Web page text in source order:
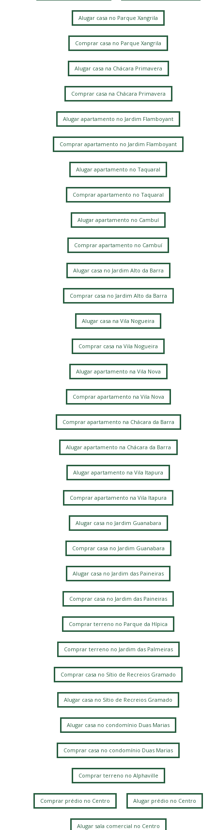
Vila Manoel Ferreira
Jardim Bela Vista
Fazenda Santa Cândida
Vila Itapura
Vila Marieta
Alugar casa no Parque Xangrila
Comprar casa no Parque Xangrila
Alugar casa na Chácara Primavera
Comprar casa na Chácara Primavera
Alugar apartamento no Jardim Flamboyant
Comprar apartamento no Jardim Flamboyant
Alugar apartamento no Taquaral
Comprar apartamento no Taquaral
Alugar apartamento no Cambuí
Comprar apartamento no Cambuí
Alugar casa no Jardim Alto da Barra
Comprar casa no Jardim Alto da Barra
Alugar casa na Vila Nogueira
Comprar casa na Vila Nogueira
Alugar apartamento na Vila Nova
Comprar apartamento na Vila Nova
Comprar apartamento na Chácara da Barra
Alugar apartamento na Chácara da Barra
Alugar apartamento na Vila Itapura
Comprar apartamento na Vila Itapura
Alugar casa no Jardim Guanabara
Comprar casa no Jardim Guanabara
Alugar casa no Jardim das Paineiras
Comprar casa no Jardim das Paineiras
Comprar terreno no Parque da Hípica
Comprar terreno no Jardim das Palmeiras
Comprar casa no Sítio de Recreios Gramado
Alugar casa no Sítio de Recreios Gramado
Alugar casa no condomínio Duas Marias
Comprar casa no condomínio Duas Marias
Comprar terreno no Alphaville
Comprar prédio no Centro Alugar prédio no Centro
Alugar sala comercial no Centro